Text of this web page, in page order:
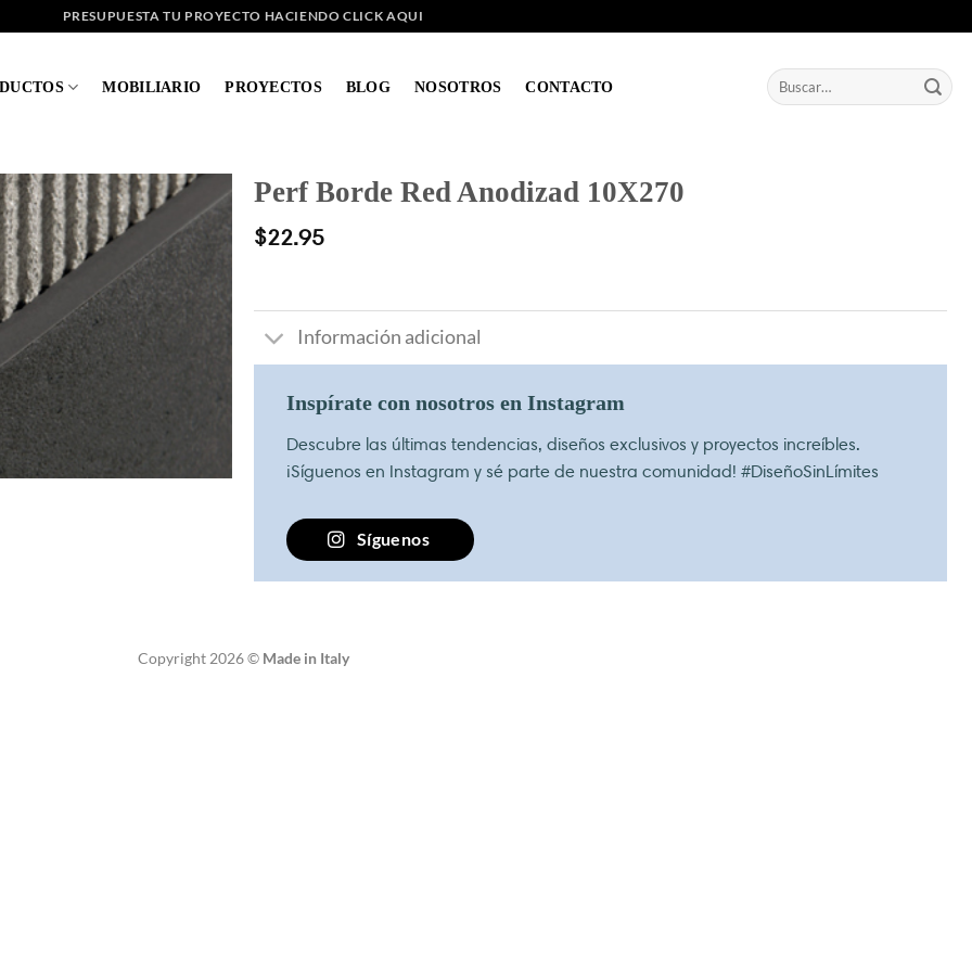
PRESUPUESTA TU PROYECTO HACIENDO CLICK AQUI
MOBILIARIO PROYECTOS BLOG NOSOTROS CONTACTO
Buscar
por:
Perf Borde Red Anodizad 10X270
$22.95
Información adicional
Inspírate con nosotros en Instagram
Descubre las últimas tendencias, diseños exclusivos y proyectos increíbles.
¡Síguenos en Instagram y sé parte de nuestra comunidad! #DiseñoSinLímites
Síguenos
Copyright 2026 © Made in Italy